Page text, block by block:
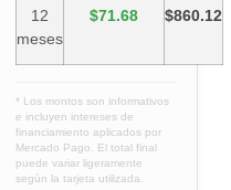
12
meses
$71.68 $860.12
* Los montos son informativos
e incluyen intereses de
financiamiento aplicados por
Mercado Pago. El total final
puede variar ligeramente
según la tarjeta utilizada.